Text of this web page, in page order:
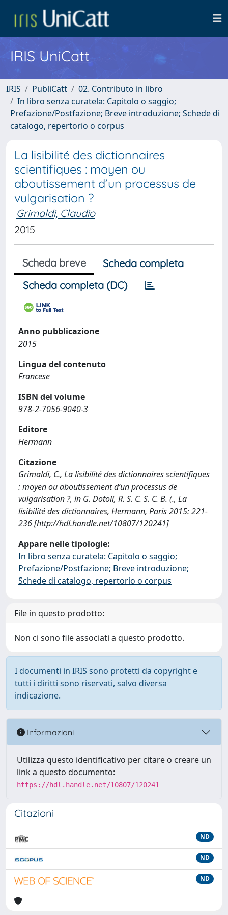
IRIS UniCatt
IRIS PubliCatt
02. Contributo in libro
In libro senza curatela: Capitolo o saggio;
Prefazione/Postfazione; Breve introduzione; Schede di
catalogo, repertorio o corpus
La lisibilité des dictionnaires
scientifiques : moyen ou
aboutissement d’un processus de
vulgarisation ?
Grimaldi, Claudio
2015
Scheda breve
Scheda completa
Scheda completa (DC)
Anno pubblicazione
2015
Lingua del contenuto
Francese
ISBN del volume
978-2-7056-9040-3
Editore
Hermann
Citazione
Grimaldi, C., La lisibilité des dictionnaires scientifiques
: moyen ou aboutissement d’un processus de
vulgarisation ?, in G. Dotoli, R. S. C. S. C. B. (., La
lisibilité des dictionnaires, Hermann, Paris 2015: 221-
236 [http://hdl.handle.net/10807/120241]
Appare nelle tipologie:
In libro senza curatela: Capitolo o saggio;
Prefazione/Postfazione; Breve introduzione;
Schede di catalogo, repertorio o corpus
File in questo prodotto:
Non ci sono file associati a questo prodotto.
I documenti in IRIS sono protetti da copyright e
tutti i diritti sono riservati, salvo diversa
indicazione.
Informazioni
Utilizza questo identificativo per citare o creare un
link a questo documento:
https://hdl.handle.net/10807/120241
Citazioni
ND
ND
ND